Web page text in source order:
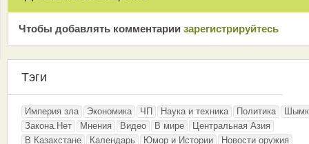
Чтобы добавлять комментарии зарeгиcтрирyйтeсь
Тэги
Империя зла Экономика ЧП Наука и техника Политика
Закона.Нет
Мнения Видео В мире
Центральная Азия
В Казахстане
Календарь Юмор и Истории
Новости оружия